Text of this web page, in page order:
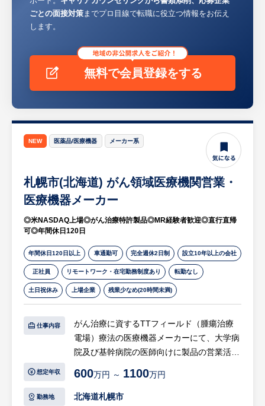
考えています。
ごとの面接対策までプロ目線で転職に役立つ情報をお伝え
します。
無料で会員登録をする
NEW 医薬品/医療機器 メーカー系
札幌市(北海道) がん領域医療機関営業・
医療機器メーカー
◎米NASDAQ上場◎がん治療特許製品◎MR経験者歓迎◎直行直帰
可◎年間休日120日
年間休日120日以上 車通勤可 完全週休2日制 設立10年以上の会社
正社員 リモートワーク・在宅勤務制度あり 転勤なし
土日祝休み 上場企業 残業少なめ(20時間未満)
仕事内容
がん治療に資するTTフィールド（腫瘍治療
電場）療法の医療機器メーカーにて、大学病
院及び基幹病院の医師向けに製品の営業活動
を追及し続け、5年生存率10%前後と言われ
る悪性腫瘍「膠芽腫」に苦しむ患者様を支え
想定年収 600万円 ～ 1100万円
勤務地 北海道札幌市